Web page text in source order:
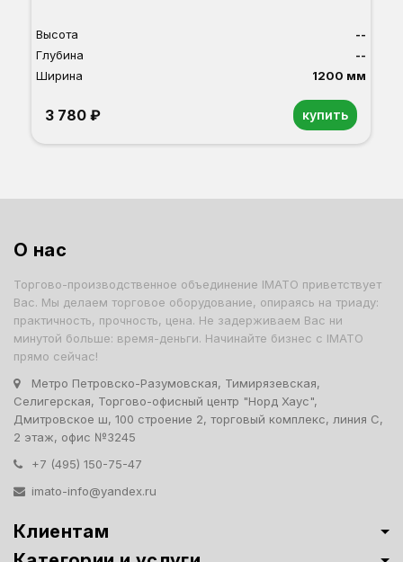
Высота
--
Глубина
--
Ширина
1200 мм
3 780 ₽ купить
О нас
Торгово-производственное объединение IMATO приветствует
Вас. Мы делаем торговое оборудование, опираясь на триаду:
практичность, прочность, цена. Не задерживаем Вас ни
минутой больше: время-деньги. Начинайте бизнес с IMATO
прямо сейчас!
Метро Петровско-Разумовская, Тимирязевская,
Селигерская, Торгово-офисный центр "Норд Хаус",
Дмитровское ш, 100 строение 2, торговый комплекс, линия С,
2 этаж, офис №3245
+7 (495) 150-75-47
imato-info@yandex.ru
Клиентам